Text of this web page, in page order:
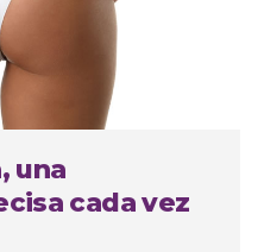
una
cada vez